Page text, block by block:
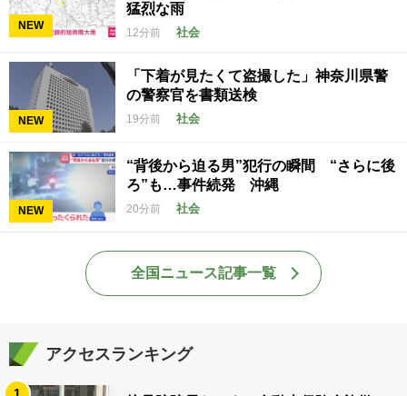
NEW
猛烈な雨
12分前 社会
NEW
「下着が見たくて盗撮した」神奈川県警
の警察官を書類送検
19分前 社会
NEW
“背後から迫る男”犯行の瞬間 “さらに後
ろ”も…事件続発 沖縄
20分前 社会
全国ニュース記事一覧
アクセスランキング